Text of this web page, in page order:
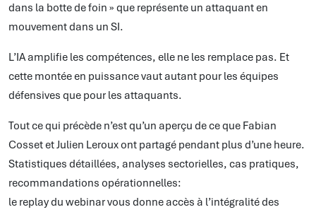
dans la botte de foin » que représente un attaquant en
mouvement dans un SI.
L’IA amplifie les compétences, elle ne les remplace pas. Et
cette montée en puissance vaut autant pour les équipes
défensives que pour les attaquants.
Tout ce qui précède n’est qu’un aperçu de ce que Fabian
Cosset et Julien Leroux ont partagé pendant plus d’une heure.
Statistiques détaillées, analyses sectorielles, cas pratiques,
recommandations opérationnelles:
le replay du webinar vous donne accès à l’intégralité des